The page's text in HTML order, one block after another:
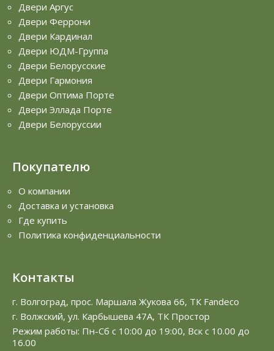
Двери Аргус
Двери Феррони
Двери Кардинал
Двери ЮДМ-Группа
Двери Белорусские
Двери Гармония
Двери Оптима Порте
Двери Эллада Порте
Двери Белоруссии
Покупателю
О компании
Доставка и установка
Где купить
Политика конфиденциальности
Контакты
г. Волгоград, прос. Маршала Жукова 66, ТК Fandeco
г. Волжский, ул. Карбышева 47А, ТК Простор
Режим работы: Пн-Сб с 10:00 до 19:00, Вск с 10.00 до
16.00